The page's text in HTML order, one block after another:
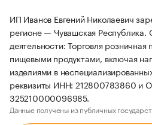
ИП Иванов Евгений Николаевич
регионе — Чувашская Республика.
деятельности: Торговля
пищевыми продуктами, включая
изделиями в
реквизиты ИНН: 212800783860 и
325210000096985.
Данные получены из публичных